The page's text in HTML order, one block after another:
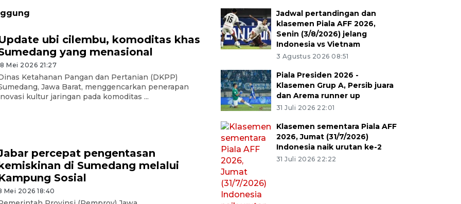
ubi cilembu, komoditas khas
yang menasional
Mei 2026 21:27
Ketahanan Pangan dan Pertanian (DKPP)
Jawa Barat, menggencarkan penerapan
kultur jaringan pada komoditas ...
percepat pengentasan
di Sumedang melalui
Sosial
Mei 2026 18:40
Jadwal pertandingan dan
klasemen Piala AFF 2026,
Senin (3/8/2026) jelang
Indonesia vs Vietnam
3 Agustus 2026 08:51
Piala Presiden 2026 -
Klasemen Grup A, Persib juara
dan Arema runner up
31 Juli 2026 22:01
Klasemen sementara Piala AFF
2026, Jumat (31/7/2026)
Indonesia naik urutan ke-2
31 Juli 2026 22:22